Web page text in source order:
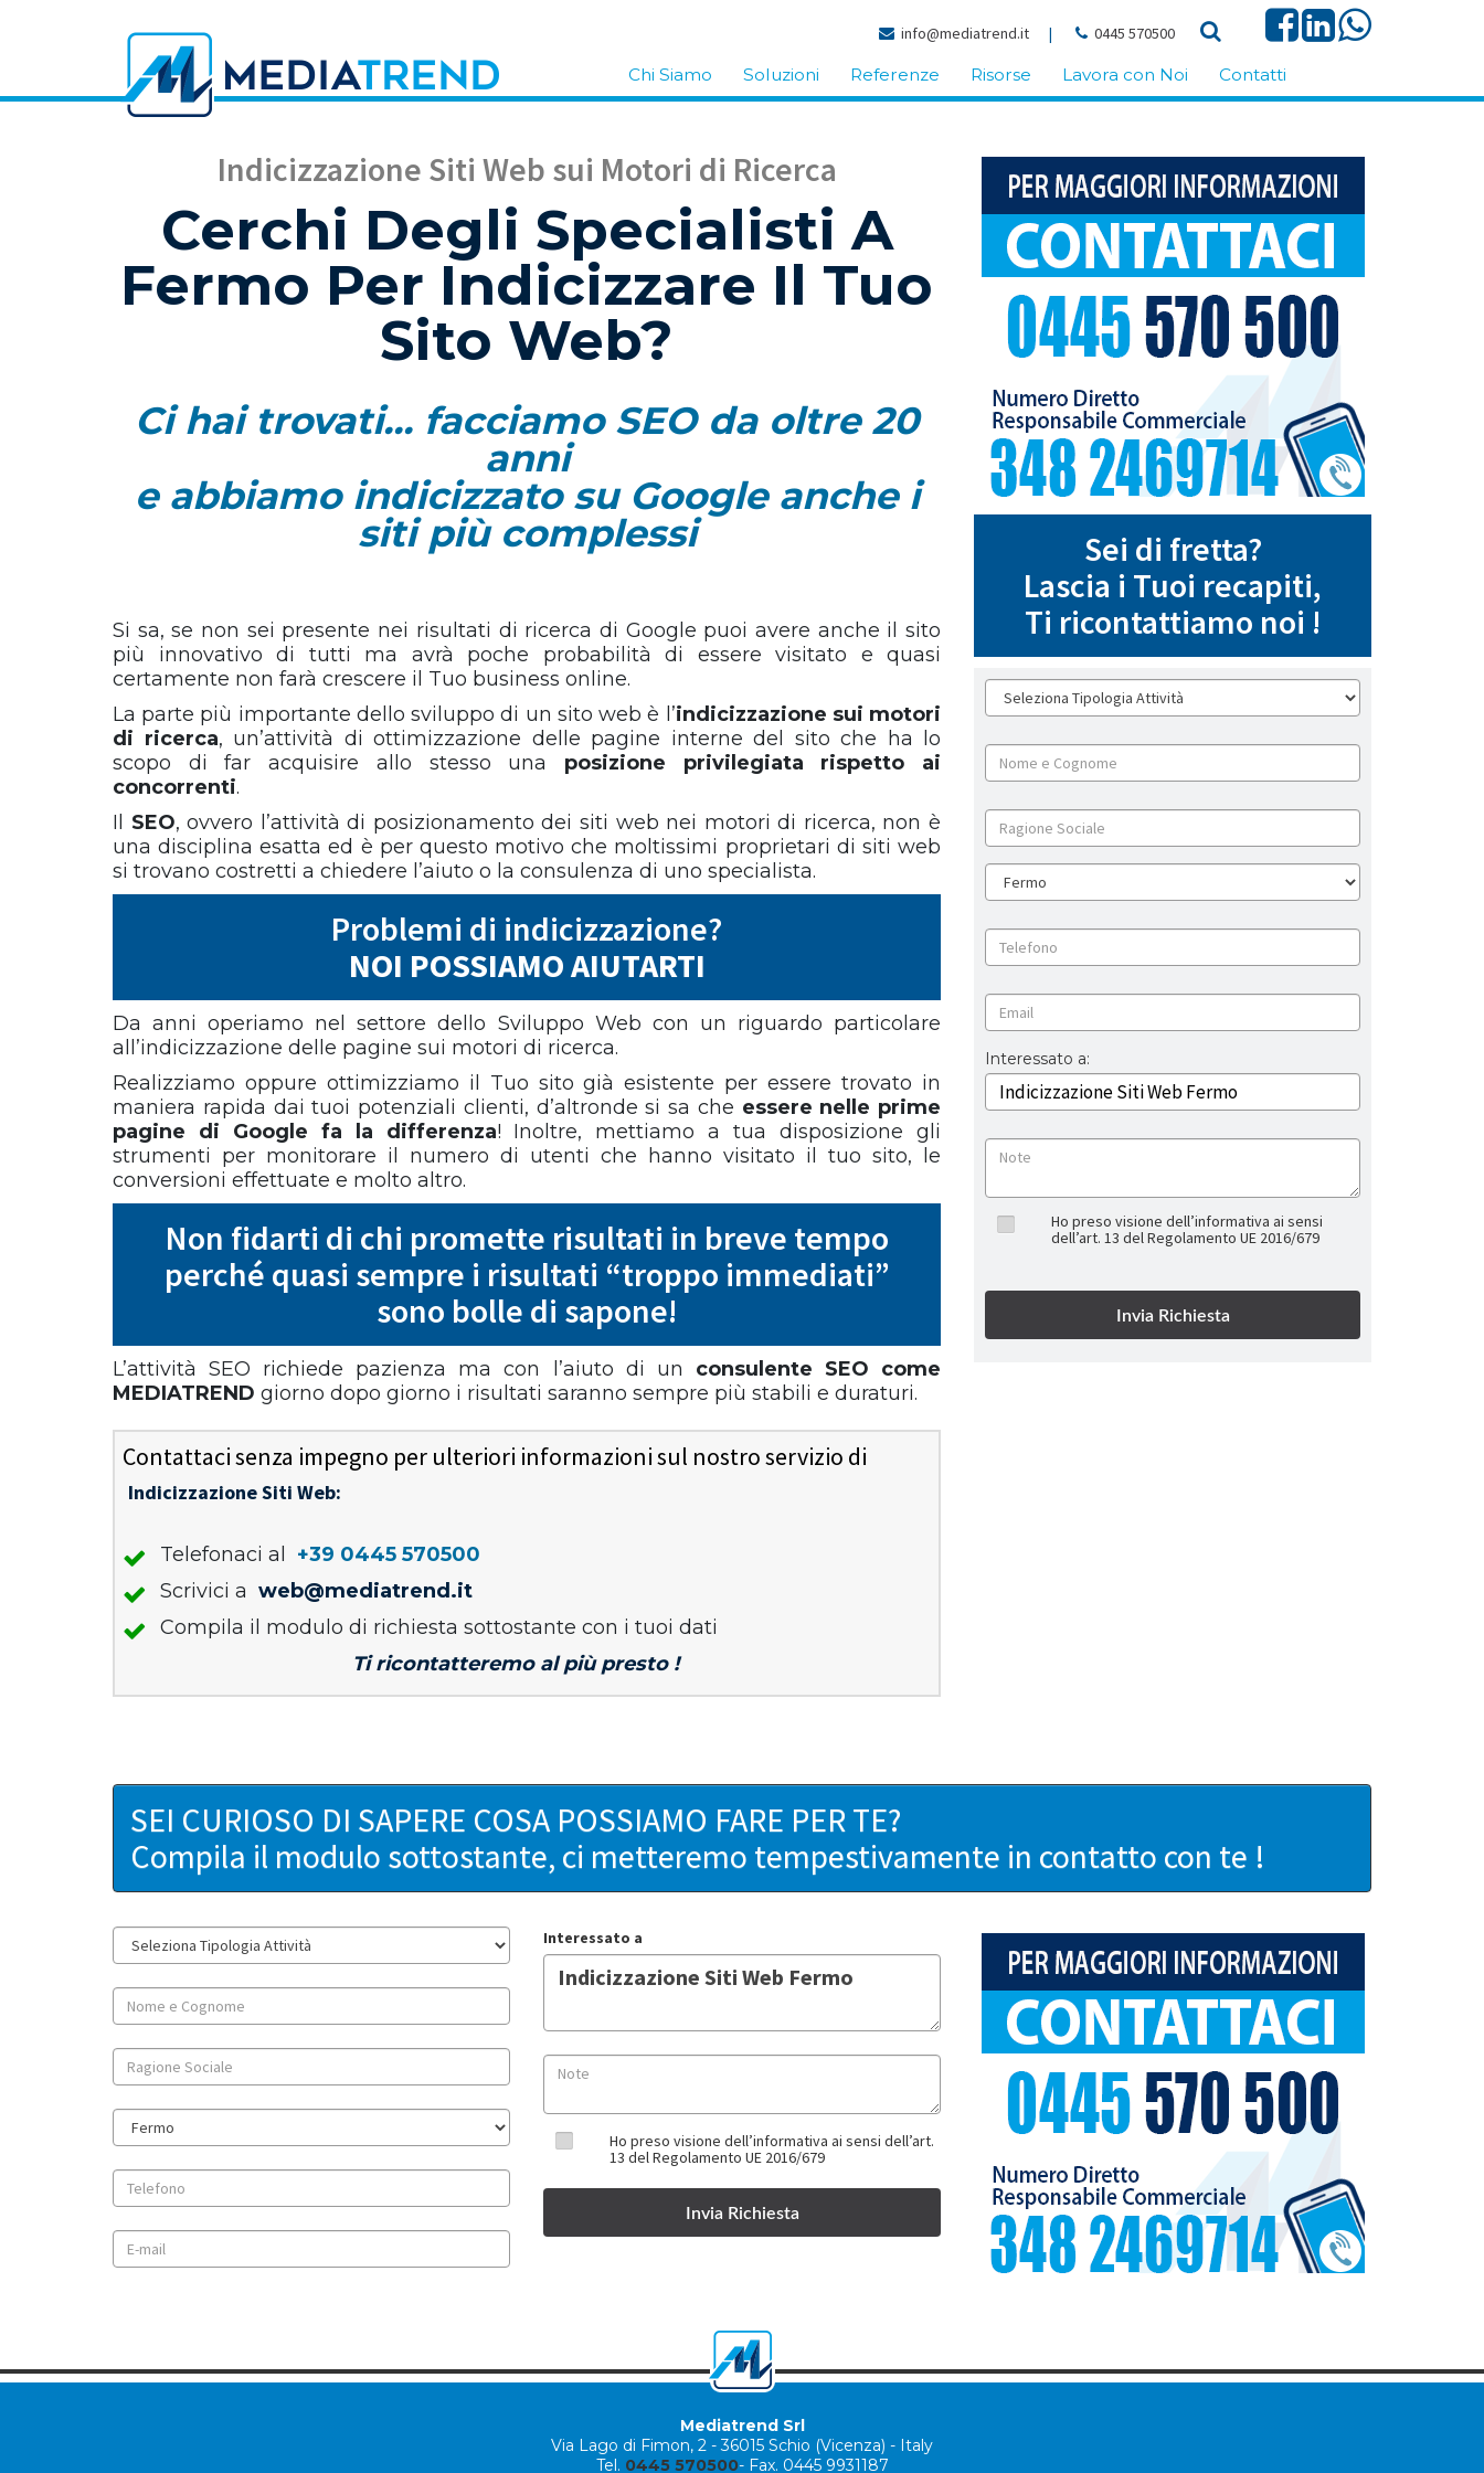
info@mediatrend.it | 0445 570500
Chi Siamo Soluzioni Referenze Risorse Lavora con Noi Contatti
Indicizzazione Siti Web sui Motori di Ricerca
Cerchi Degli Specialisti A
Fermo Per Indicizzare Il Tuo
Sito Web?
Ci hai trovati... facciamo SEO da oltre 20
anni
e abbiamo indicizzato su Google anche i
siti più complessi
Si sa, se non sei presente nei risultati di ricerca di Google puoi avere anche il sito
più innovativo di tutti ma avrà poche probabilità di essere visitato e quasi
certamente non farà crescere il Tuo business online.
La parte più importante dello sviluppo di un sito web è l’indicizzazione sui motori
di ricerca, un’attività di ottimizzazione delle pagine interne del sito che ha lo
scopo di far acquisire allo stesso una posizione privilegiata rispetto ai
concorrenti.
Il SEO, ovvero l’attività di posizionamento dei siti web nei motori di ricerca, non è
una disciplina esatta ed è per questo motivo che moltissimi proprietari di siti web
si trovano costretti a chiedere l’aiuto o la consulenza di uno specialista.
Problemi di indicizzazione?
NOI POSSIAMO AIUTARTI
Da anni operiamo nel settore dello Sviluppo Web con un riguardo particolare
all’indicizzazione delle pagine sui motori di ricerca.
Realizziamo oppure ottimizziamo il Tuo sito già esistente per essere trovato in
maniera rapida dai tuoi potenziali clienti, d’altronde si sa che essere nelle prime
pagine di Google fa la differenza! Inoltre, mettiamo a tua disposizione gli
strumenti per monitorare il numero di utenti che hanno visitato il tuo sito, le
conversioni effettuate e molto altro.
Non fidarti di chi promette risultati in breve tempo
perché quasi sempre i risultati “troppo immediati”
sono bolle di sapone!
L’attività SEO richiede pazienza ma con l’aiuto di un consulente SEO come
MEDIATREND giorno dopo giorno i risultati saranno sempre più stabili e duraturi.
Contattaci senza impegno per ulteriori informazioni sul nostro servizio di
Indicizzazione Siti Web:
Telefonaci al
+39 0445 570500
Scrivici a web@mediatrend.it
Compila il modulo di richiesta sottostante con i tuoi dati
Ti ricontatteremo al più presto !
Sei di fretta?
Lascia i Tuoi recapiti,
Ti ricontattiamo noi !
Interessato a:
Ho preso visione dell’informativa ai sensi
dell’art. 13 del Regolamento UE 2016/679
SEI CURIOSO DI SAPERE COSA POSSIAMO FARE PER TE?
Compila il modulo sottostante, ci metteremo tempestivamente in contatto con te !
Interessato a
Ho preso visione dell’informativa ai sensi dell’art.
13 del Regolamento UE 2016/679
Mediatrend Srl
Via Lago di Fimon, 2 - 36015 Schio (Vicenza) - Italy
Tel. 0445 570500- Fax. 0445 9931187